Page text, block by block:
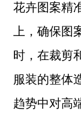
花卉图案精
上，确保图
时，在裁剪
服装的整体
趋势中对高